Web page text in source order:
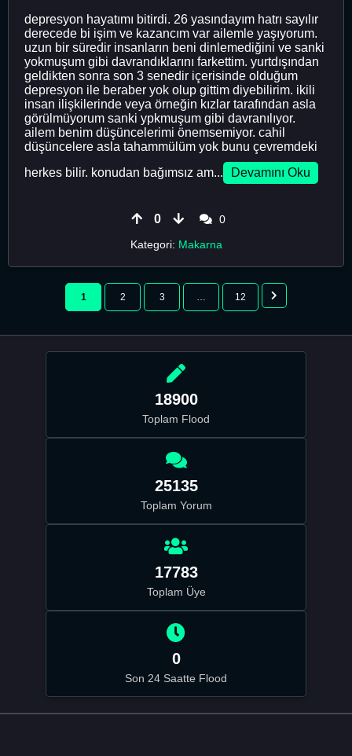
depresyon hayatımı bitirdi. 26 yasındayım hatrı sayılır
derecede bi işim ve kazancım var ailemle yaşıyorum.
uzun bir süredir insanların beni dinlemediğini ve sanki
yokmuşum gibi davrandıklarını farkettim. yurtdışından
geldikten sonra son 3 senedir içerisinde olduğum
depresyon ile beraber yok olup gittim diyebilirim. ikili
insan ilişkilerinde veya örneğin kızlar tarafından asla
görülmüyorum sanki ypkmuşum gibi davranılıyor.
ailem benim düşüncelerimi önemsemiyor. cahil
düşüncelere asla tahammülüm yok bunu çevremdeki
herkes bilir. konudan bağımsız am...
Devamını Oku
0
0
Kategori: Makarna
1 2 3 … 12
18900
Toplam Flood
25135
Toplam Yorum
17783
Toplam Üye
0
Son 24 Saatte Flood